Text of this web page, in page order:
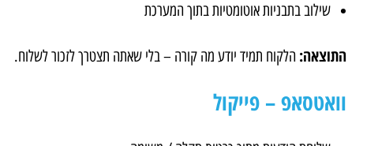
שילוב בתבניות אוטומטיות בתוך המערכת
התוצאה: הלקוח תמיד יודע מה קורה – בלי שאתה תצטרך לזכור לשלוח.
וואטסאפ – פייקול